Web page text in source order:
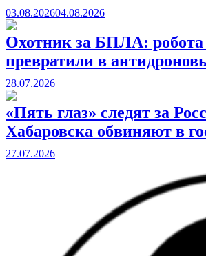
03.08.202604.08.2026
Охотник за БПЛА: робота
превратили в
28.07.2026
«Пять глаз» следят за
Хабаровска обвиняют в
27.07.2026